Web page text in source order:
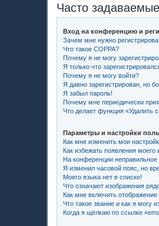
Часто
Вход на конференцию и
Зачем мне нужно
Что такое COPPA?
Почему я не могу
Я только что
Почему я не могу войти?
Я давно зарегистрирован, но
Я забыл пароль!
Почему мне периодически
Что делает функция «Удалить
Параметры и настройки
Как мне изменить мои
Как избежать появления
На конференции неправильное
Я изменил часовой пояс, но
Моего языка нет в списке!
Что означают изображения
Как мне включить
Что такое звание и как я могу
Когда я щёлкаю по ссылке